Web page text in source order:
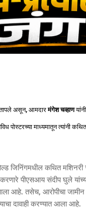
तापले असून, आमदारमंगेश चव्हाण
पोस्टरच्या माध्यमातून त्यांनी
जिनिंगमधील कथित मशिनरी
पीएसआय संदीप घुले
आहे. तसेच, आरोपीचा
दावाही करण्यात आला आहे.